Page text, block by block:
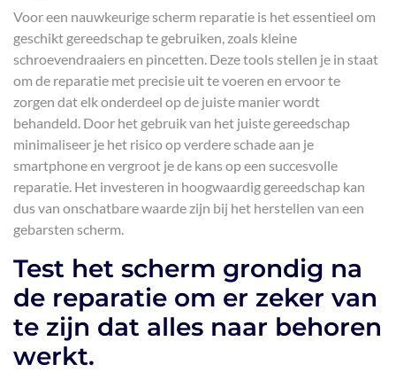
Voor een nauwkeurige scherm reparatie is het essentieel om
geschikt gereedschap te gebruiken, zoals kleine
schroevendraaiers en pincetten. Deze tools stellen je in staat
om de reparatie met precisie uit te voeren en ervoor te
zorgen dat elk onderdeel op de juiste manier wordt
behandeld. Door het gebruik van het juiste gereedschap
minimaliseer je het risico op verdere schade aan je
smartphone en vergroot je de kans op een succesvolle
reparatie. Het investeren in hoogwaardig gereedschap kan
dus van onschatbare waarde zijn bij het herstellen van een
gebarsten scherm.
Test het scherm grondig na
de reparatie om er zeker van
te zijn dat alles naar behoren
werkt.